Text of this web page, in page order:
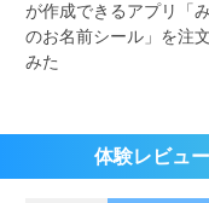
が作成できるアプリ「
のお名前シール」を注
みた
体験レビュ